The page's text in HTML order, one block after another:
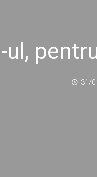
ul,
31/